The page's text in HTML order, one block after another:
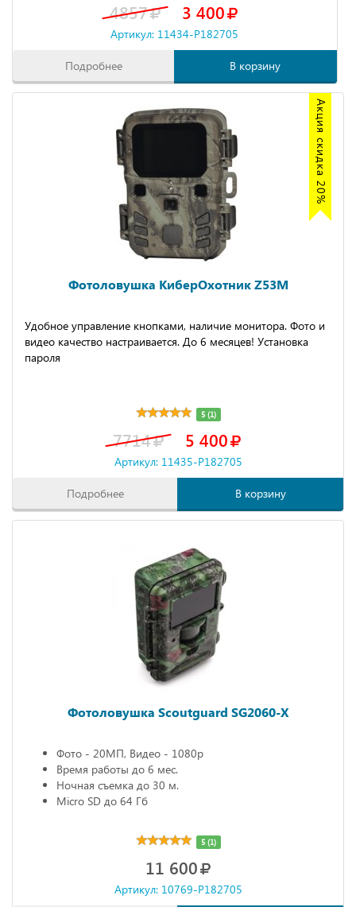
4857 3 400
Артикул: 11434-P182705
Подробнее В корзину
Акция скидка 20%
Фотоловушка КиберОхотник Z53M
Удобное управление кнопками, наличие монитора. Фото и
видео качество настраивается. До 6 месяцев! Установка
пароля
5 (1)
7714 5 400
Артикул: 11435-P182705
Подробнее В корзину
Фотоловушка Scoutguard SG2060-X
Фото - 20МП, Видео - 1080р
Время работы до 6 мес.
Ночная съемка до 30 м.
Micro SD до 64 Гб
5 (1)
11 600
Артикул: 10769-P182705